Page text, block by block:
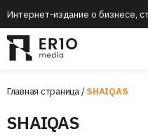
Интернет-издание о бизнесе,
Главная страница/SHAIQAS
SHAIQAS